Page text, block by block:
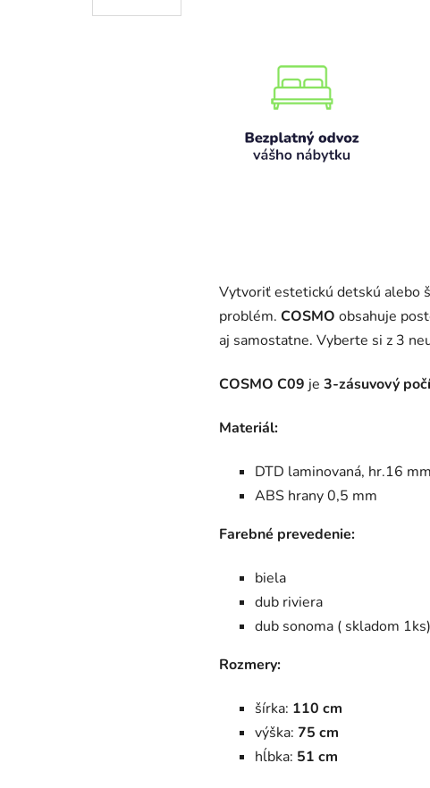
Vytvoriť estetickú detskú alebo
problém.COSMO obsahuje
aj samostatne. Vyberte si z 3
COSMO C09 je 3-zásuvový
Materiál:
DTD laminovaná, hr.16 mm
ABS hrany 0,5 mm
Farebné prevedenie:
biela
dub riviera
dub sonoma ( skladom 1ks)
Rozmery:
šírka: 110 cm
výška:75 cm
hĺbka: 51 cm